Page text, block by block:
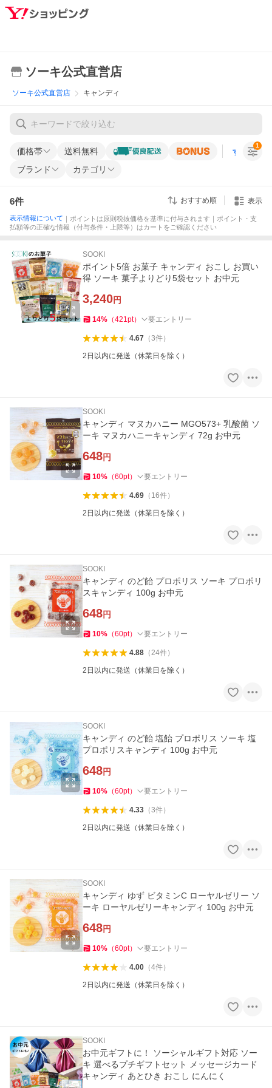
ソーキ公式直営店
ソーキ公式直営店 キャンディ
価格帯 送料無料 すべての条
ブランド カテゴリ
1
6件 おすすめ順 表示
表示情報について ｜ポイントは原則税抜価格を基準に付与されます｜ポイント・支
払額等の正確な情報（付与条件・上限等）はカートをご確認ください
SOOKI
ポイント5倍 お菓子 キャンディ おこし お買い
得 ソーキ 菓子よりどり5袋セット お中元
3,240円
14% （421pt） 要エントリー
4.67（3件）
2日以内に発送（休業日を除く）
SOOKI
キャンディ マヌカハニー MGO573+ 乳酸菌 ソ
ーキ マヌカハニーキャンディ 72g お中元
648円
10% （60pt） 要エントリー
4.69（ 16件）
2日以内に発送（休業日を除く）
SOOKI
キャンディ のど飴 プロポリス ソーキ プロポリ
スキャンディ 100g お中元
648円
10% （60pt） 要エントリー
4.88（24件）
2日以内に発送（休業日を除く）
SOOKI
キャンディ のど飴 塩飴 プロポリス ソーキ 塩
プロポリスキャンディ 100g お中元
648円
10% （60pt） 要エントリー
4.33（3件）
2日以内に発送（休業日を除く）
SOOKI
キャンディ ゆず ビタミンC ローヤルゼリー ソ
ーキ ローヤルゼリーキャンディ 100g お中元
648円
10% （60pt） 要エントリー
4.00（4件）
2日以内に発送（休業日を除く）
SOOKI
お中元ギフトに！ ソーシャルギフト対応 ソー
キ 選べるプチギフトセット メッセージカード
キャンディ あとひき おこし にんにく